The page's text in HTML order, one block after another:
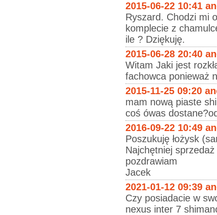
2015-06-22 10:41
Ryszard. Chodzi mi
komplecie z
ile ? Dziękuję.
2015-06-28 20:40
Witam Jaki jest
fachowca ponieważ
2015-11-25 09:20
mam nową piaste
coś ówas
2016-09-22 10:49
Poszukuję łożysk
Najchętniej sprzedaż
pozdrawiam
Jacek
2021-01-12 09:39
Czy posiadacie w
nexus inter 7